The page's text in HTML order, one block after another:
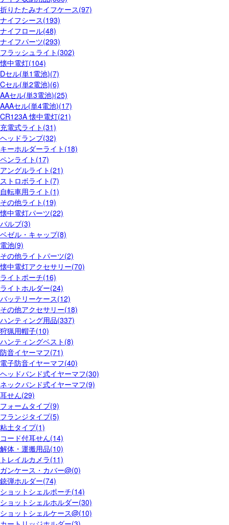
折りたたみナイフケース(97)
ナイフシース(193)
ナイフロール(48)
ナイフパーツ(293)
フラッシュライト(302)
懐中電灯(104)
Dセル(単1電池)(7)
Cセル(単2電池)(6)
AAセル(単3電池)(25)
AAAセル(単4電池)(17)
CR123A 懐中電灯(21)
充電式ライト(31)
ヘッドランプ(32)
キーホルダーライト(18)
ペンライト(17)
アングルライト(21)
ストロボライト(7)
自転車用ライト(1)
その他ライト(19)
懐中電灯パーツ(22)
バルブ(3)
ベゼル・キャップ(8)
電池(9)
その他ライトパーツ(2)
懐中電灯アクセサリー(70)
ライトポーチ(16)
ライトホルダー(24)
バッテリーケース(12)
その他アクセサリー(18)
ハンティング用品(337)
狩猟用帽子(10)
ハンティングベスト(8)
防音イヤーマフ(71)
電子防音イヤーマフ(40)
ヘッドバンド式イヤーマフ(30)
ネックバンド式イヤーマフ(9)
耳せん(29)
フォームタイプ(9)
フランジタイプ(5)
粘土タイプ(1)
コード付耳せん(14)
解体・運搬用品(10)
トレイルカメラ(11)
ガンケース・カバー@(0)
銃弾ホルダー(74)
ショットシェルポーチ(14)
ショットシェルホルダー(30)
ショットシェルケース@(10)